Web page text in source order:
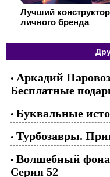
Лучший
личного бренда
• Аркадий
Бесплатные
• Буквальные
• Турбозавры.
• Волшебный
Серия 52